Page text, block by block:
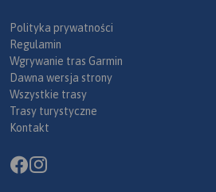
Polityka prywatności
Regulamin
Wgrywanie tras Garmin
Dawna wersja strony
Wszystkie trasy
Trasy turystyczne
Kontakt